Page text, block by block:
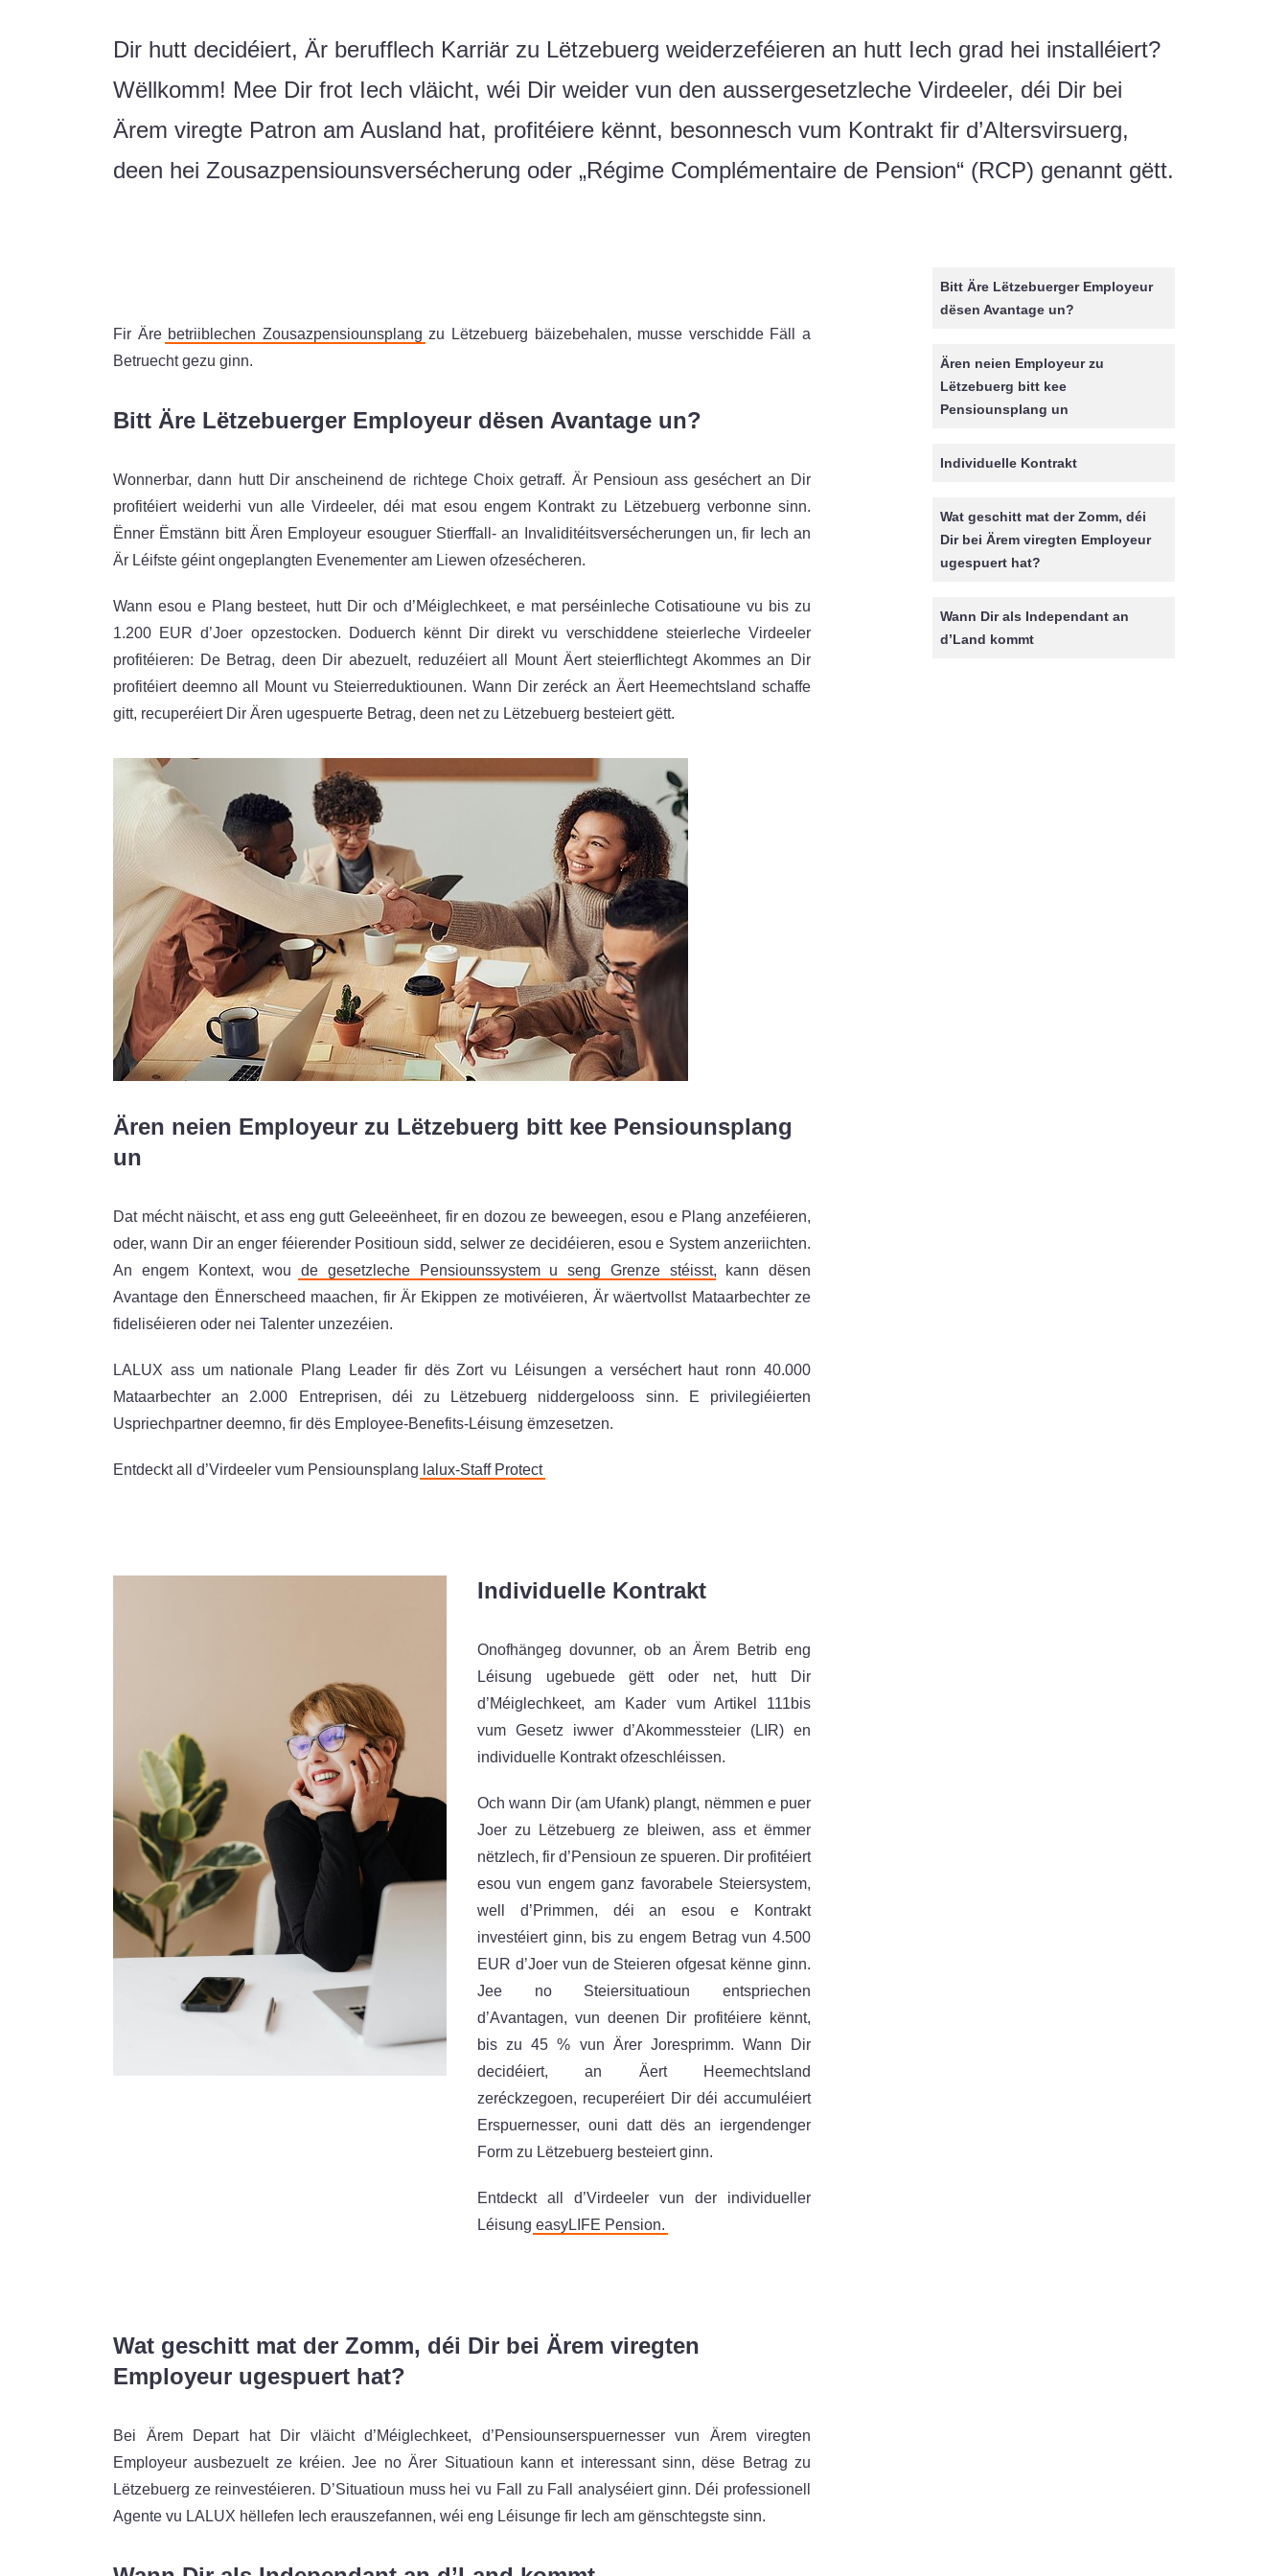
Dir hutt decidéiert, Är berufflech Karriär zu Lëtzebuerg weiderzeféieren an hutt Iech grad hei installéiert?
Wëllkomm! Mee Dir frot Iech vläicht, wéi Dir weider vun den aussergesetzleche Virdeeler, déi Dir bei
Ärem viregte Patron am Ausland hat, profitéiere kënnt, besonnesch vum Kontrakt fir d’Altersvirsuerg,
deen hei Zousazpensiounsversécherung oder „Régime Complémentaire de Pension“ (RCP) genannt gëtt.
Bitt Äre Lëtzebuerger Employeur
dësen Avantage un?
Ären neien Employeur zu
Lëtzebuerg bitt kee
Pensiounsplang un
Individuelle Kontrakt
Wat geschitt mat der Zomm, déi
Dir bei Ärem viregten Employeur
ugespuert hat?
Wann Dir als Independant an
d’Land kommt
Fir Äre betriiblechen Zousazpensiounsplang zu Lëtzebuerg bäizebehalen, musse verschidde Fäll a
Betruecht gezu ginn.
Bitt Äre Lëtzebuerger Employeur dësen Avantage un?
Wonnerbar, dann hutt Dir anscheinend de richtege Choix getraff. Är Pensioun ass geséchert an Dir
profitéiert weiderhi vun alle Virdeeler, déi mat esou engem Kontrakt zu Lëtzebuerg verbonne sinn.
Ënner Ëmstänn bitt Ären Employeur esouguer Stierffall- an Invaliditéitsversécherungen un, fir Iech an
Är Léifste géint ongeplangten Evenementer am Liewen ofzesécheren.
Wann esou e Plang besteet, hutt Dir och d’Méiglechkeet, e mat perséinleche Cotisatioune vu bis zu
1.200 EUR d’Joer opzestocken. Doduerch kënnt Dir direkt vu verschiddene steierleche Virdeeler
profitéieren: De Betrag, deen Dir abezuelt, reduzéiert all Mount Äert steierflichtegt Akommes an Dir
profitéiert deemno all Mount vu Steierreduktiounen. Wann Dir zeréck an Äert Heemechtsland schaffe
gitt, recuperéiert Dir Ären ugespuerte Betrag, deen net zu Lëtzebuerg besteiert gëtt.
Ären neien Employeur zu Lëtzebuerg bitt kee Pensiounsplang
un
Dat mécht näischt, et ass eng gutt Geleeënheet, fir en dozou ze beweegen, esou e Plang anzeféieren,
oder, wann Dir an enger féierender Positioun sidd, selwer ze decidéieren, esou e System anzeriichten.
An engem Kontext, wou de gesetzleche Pensiounssystem u seng Grenze stéisst, kann dësen
Avantage den Ënnerscheed maachen, fir Är Ekippen ze motivéieren, Är wäertvollst Mataarbechter ze
fideliséieren oder nei Talenter unzezéien.
LALUX ass um nationale Plang Leader fir dës Zort vu Léisungen a verséchert haut ronn 40.000
Mataarbechter an 2.000 Entreprisen, déi zu Lëtzebuerg niddergelooss sinn. E privilegiéierten
Uspriechpartner deemno, fir dës Employee-Benefits-Léisung ëmzesetzen.
Entdeckt all d’Virdeeler vum Pensiounsplang lalux-Staff Protect
Individuelle Kontrakt
Onofhängeg dovunner, ob an Ärem Betrib eng
Léisung ugebuede gëtt oder net, hutt Dir
d’Méiglechkeet, am Kader vum Artikel 111bis
vum Gesetz iwwer d’Akommessteier (LIR) en
individuelle Kontrakt ofzeschléissen.
Och wann Dir (am Ufank) plangt, nëmmen e puer
Joer zu Lëtzebuerg ze bleiwen, ass et ëmmer
nëtzlech, fir d’Pensioun ze spueren. Dir profitéiert
esou vun engem ganz favorabele Steiersystem,
well d’Primmen, déi an esou e Kontrakt
investéiert ginn, bis zu engem Betrag vun 4.500
EUR d’Joer vun de Steieren ofgesat kënne ginn.
Jee no Steiersituatioun entspriechen
d’Avantagen, vun deenen Dir profitéiere kënnt,
bis zu 45 % vun Ärer Joresprimm. Wann Dir
decidéiert, an Äert Heemechtsland
zeréckzegoen, recuperéiert Dir déi accumuléiert
Erspuernesser, ouni datt dës an iergendenger
Form zu Lëtzebuerg besteiert ginn.
Entdeckt all d’Virdeeler vun der individueller
Léisung easyLIFE Pension.
Wat geschitt mat der Zomm, déi Dir bei Ärem viregten
Employeur ugespuert hat?
Bei Ärem Depart hat Dir vläicht d’Méiglechkeet, d’Pensiounserspuernesser vun Ärem viregten
Employeur ausbezuelt ze kréien. Jee no Ärer Situatioun kann et interessant sinn, dëse Betrag zu
Lëtzebuerg ze reinvestéieren. D’Situatioun muss hei vu Fall zu Fall analyséiert ginn. Déi professionell
Agente vu LALUX hëllefen Iech erauszefannen, wéi eng Léisunge fir Iech am gënschtegste sinn.